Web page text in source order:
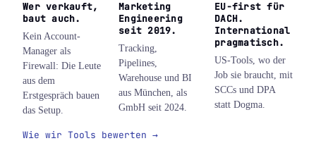
Wer verkauft,
baut auch.
Kein Account-
Manager als
Firewall: Die Leute
aus dem
Erstgespräch bauen
das Setup.
Marketing
Engineering
seit 2019.
Tracking,
Pipelines,
Warehouse und BI
aus München, als
GmbH seit 2024.
EU-first für
DACH.
International
pragmatisch.
US-Tools, wo der
Job sie braucht, mit
SCCs und DPA
statt Dogma.
Wie wir Tools bewerten →